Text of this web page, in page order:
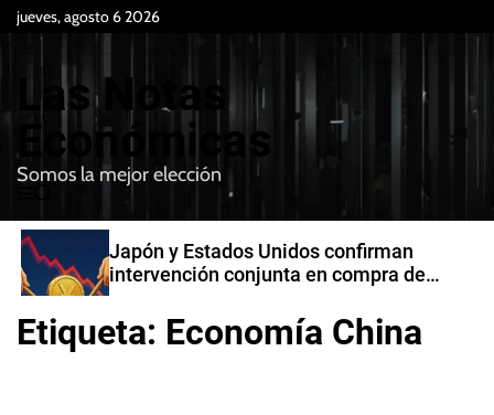
jueves, agosto 6 2026
Las Notas
Económicas
Somos la mejor elección
e
n
u
B
u
c
a
Japón y Estados Unidos confirman
intervención conjunta en compra de
yenes
Etiqueta: Economía China